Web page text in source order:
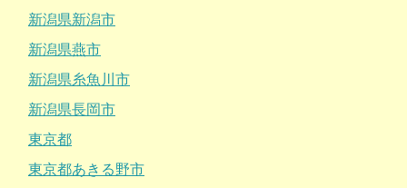
新潟県新潟市
新潟県燕市
新潟県糸魚川市
新潟県長岡市
東京都
東京都あきる野市